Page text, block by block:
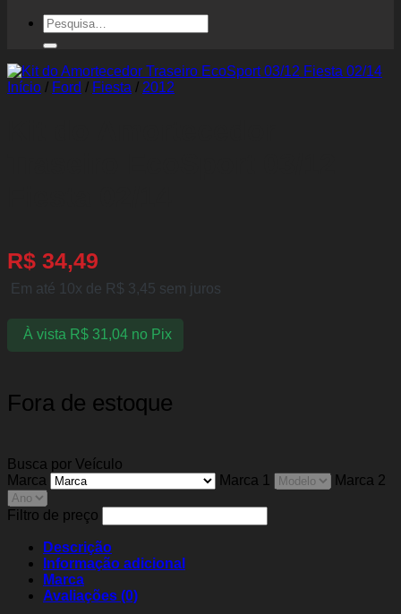
Pesquisar
por:
Início / Ford / Fiesta / 2012
R$ 34,49
Em até 10x de R$ 3,45 sem juros
À vista R$31,04 no Pix
Fora de estoque
Busca por Veículo
Marca
Marca 1 Marca 2
Filtro de preço
Descrição
Informação adicional
Marca
Avaliações (0)